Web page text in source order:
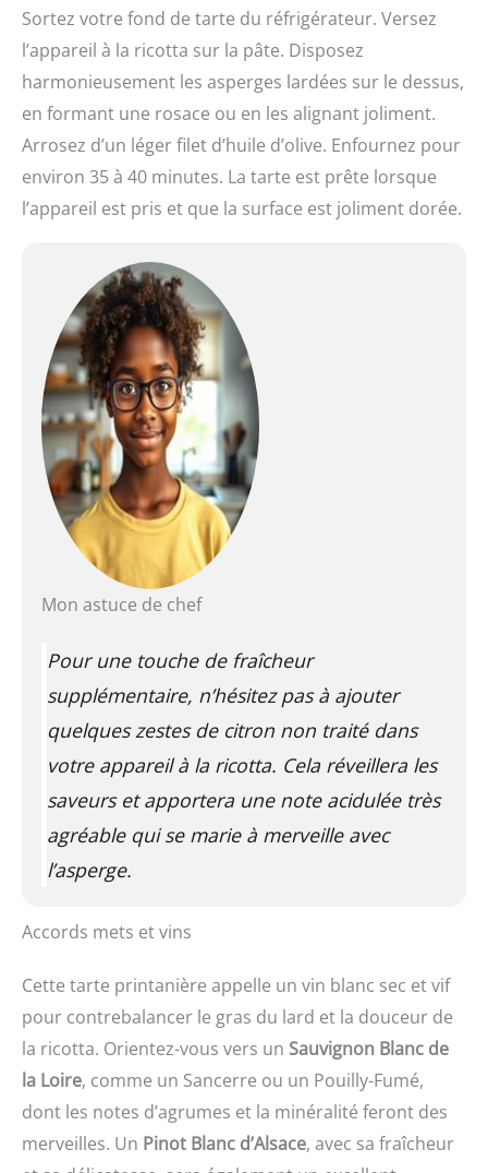
Sortez votre fond de tarte du réfrigérateur. Versez
l’appareil à la ricotta sur la pâte. Disposez
harmonieusement les asperges lardées sur le dessus,
en formant une rosace ou en les alignant joliment.
Arrosez d’un léger filet d’huile d’olive. Enfournez pour
environ 35 à 40 minutes. La tarte est prête lorsque
l’appareil est pris et que la surface est joliment dorée.
Mon astuce de chef
Pour une touche de fraîcheur
supplémentaire, n’hésitez pas à ajouter
quelques zestes de citron non traité dans
votre appareil à la ricotta. Cela réveillera les
saveurs et apportera une note acidulée très
agréable qui se marie à merveille avec
l’asperge.
Accords mets et vins
Cette tarte printanière appelle un vin blanc sec et vif
pour contrebalancer le gras du lard et la douceur de
la ricotta. Orientez-vous vers un Sauvignon Blanc de
la Loire, comme un Sancerre ou un Pouilly-Fumé,
dont les notes d’agrumes et la minéralité feront des
merveilles. Un Pinot Blanc d’Alsace, avec sa fraîcheur